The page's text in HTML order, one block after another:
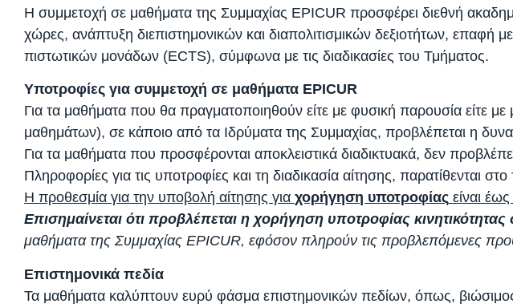
Η συμμετοχή σε μαθήματα της Συμμαχίας EPICUR προσφέρει διεθνή
χώρες, ανάπτυξη διεπιστημονικών και διαπολιτισμικών δεξιοτήτων,
πιστωτικών μονάδων (ECTS), σύμφωνα με τις διαδικασίες του Τμήματος.
Υποτροφίες για συμμετοχή σε μαθήματα EPICUR
Για τα μαθήματα που θα πραγματοποιηθούν είτε με φυσική παρουσία είτε
μαθημάτων), σε κάποιο από τα Ιδρύματα της Συμμαχίας, προβλέπεται η
Για τα μαθήματα που προσφέρονται αποκλειστικά διαδικτυακά, δεν
Πληροφορίες για τις υποτροφίες και τη διαδικασία αίτησης, παρατίθενται
Η προθεσμία για την υποβολή αίτησης για χορήγηση υποτροφίας είναι έως
Επισημαίνεται ότι προβλέπεται η χορήγηση υποτροφίας
μαθήματα της Συμμαχίας EPICUR, εφόσον πληρούν τις προβλεπόμενες
Επιστημονικά πεδία
Τα μαθήματα καλύπτουν ευρύ φάσμα επιστημονικών πεδίων, όπως, βιώσιμος